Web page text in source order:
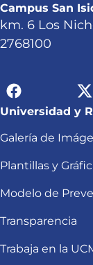
Campus San
km. 6 Los
2768100
Universidad y
Galería de
Plantillas y
Modelo de
Transparencia
Trabaja en la